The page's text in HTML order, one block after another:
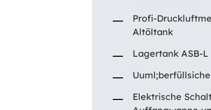
Profi-
Altöltank
Lagertank ASB-
Elektrische